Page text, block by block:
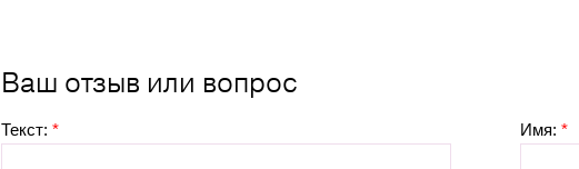
Ваш отзыв или вопрос
Текст: * Имя:*